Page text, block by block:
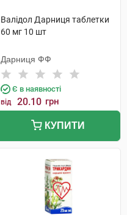
Валідол Дарниця таблетки
60 мг 10 шт
Дарниця ФФ
Є в наявності
від 20.10 грн
КУПИТИ